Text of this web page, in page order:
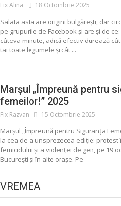
Fix Alina 18 Octombrie 2025
Salata asta are origini bulgărești, dar
pe grupurile de Facebook și are și de
câteva minute, adică efectiv durează cât
tai toate legumele și cât ...
Marșul „Împreună pentru
femeilor!” 2025
Fix Razvan 15 Octombrie 2025
Marșul „Împreună pentru Siguranța
la cea de-a unsprezecea ediție: protest
femicidului și a violenței de gen, pe 19
București și în alte orașe. Pe
VREMEA